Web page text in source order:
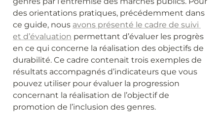
des orientations pratiques, précédemment dans
ce guide, nous avons présenté le cadre de suivi
et d’évaluation permettant d’évaluer les progrès
en ce qui concerne la réalisation des objectifs de
durabilité. Ce cadre contenait trois exemples de
résultats accompagnés d’indicateurs que vous
pouvez utiliser pour évaluer la progression
concernant la réalisation de l’objectif de
promotion de l’inclusion des genres.